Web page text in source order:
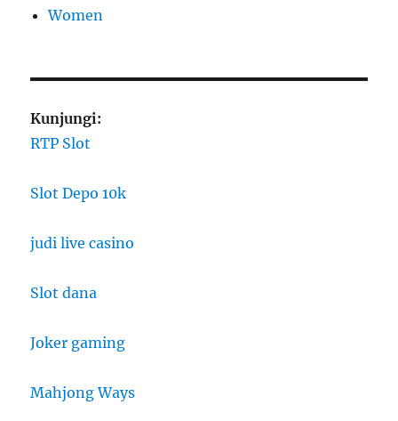
Women
Kunjungi:
RTP Slot
Slot Depo 10k
judi live casino
Slot dana
Joker gaming
Mahjong Ways